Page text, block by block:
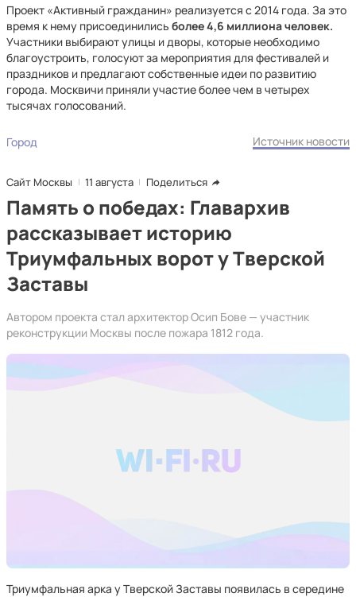
Проект «Активный гражданин» реализуется с 2014 года. За это
время к нему присоединились более 4,6 миллиона человек.
Участники выбирают улицы и дворы, которые необходимо
благоустроить, голосуют за мероприятия для фестивалей и
праздников и предлагают собственные идеи по развитию
города. Москвичи приняли участие более чем в четырех
тысячах голосований.
Город Источник новости
Сайт Москвы 11 августа Поделиться
Память о победах: Главархив
рассказывает историю
Триумфальных ворот у Тверской
Заставы
Автором проекта стал архитектор Осип Бове — участник
реконструкции Москвы после пожара 1812 года.
Триумфальная арка у Тверской Заставы появилась в середине